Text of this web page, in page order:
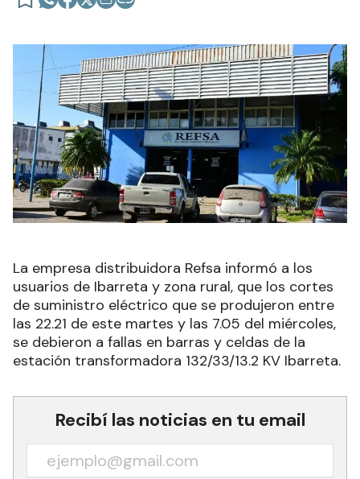
La empresa distribuidora Refsa informó a los
usuarios de Ibarreta y zona rural, que los cortes
de suministro eléctrico que se produjeron entre
las 22.21 de este martes y las 7.05 del miércoles,
se debieron a fallas en barras y celdas de la
estación transformadora 132/33/13.2 KV Ibarreta.
Recibí las noticias en tu email